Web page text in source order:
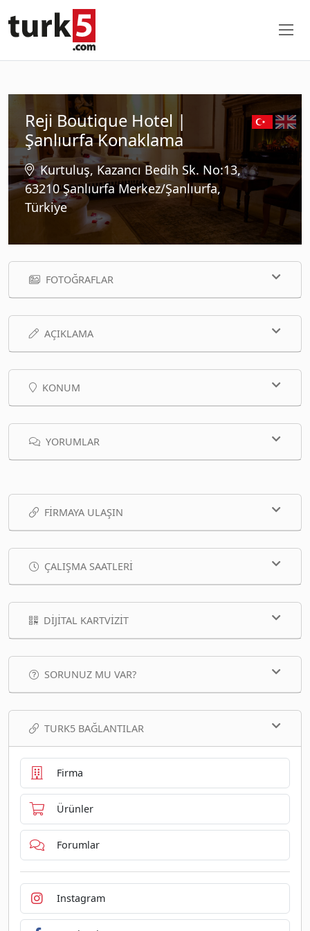
Reji Boutique Hotel |
Şanlıurfa Konaklama
Kurtuluş, Kazancı Bedih Sk. No:13,
63210 Şanlıurfa Merkez/Şanlıurfa,
Türkiye
FOTOĞRAFLAR
AÇIKLAMA
KONUM
YORUMLAR
FIRMAYA ULAŞIN
ÇALIŞMA SAATLERI
DIJITAL KARTVIZIT
SORUNUZ MU VAR?
TURK5 BAĞLANTILAR
Firma
Ürünler
Forumlar
Instagram